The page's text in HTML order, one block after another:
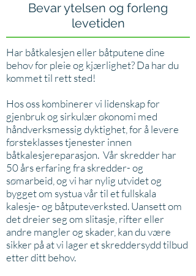
Bevar ytelsen og forleng
levetiden
Har båtkalesjen eller båtputene dine
behov for pleie og kjærlighet? Da har du
kommet til rett sted!
Hos oss kombinerer vi lidenskap for
gjenbruk og sirkulær økonomi med
håndverksmessig dyktighet, for å levere
førsteklasses tjenester innen
båtkalesjereparasjon. Vår skredder har
50 års erfaring fra skredder- og
sømarbeid, og vi har nylig utvidet og
bygget om systua vår til et fullskala
kalesje- og båtputeverksted. Uansett om
det dreier seg om slitasje, rifter eller
andre mangler og skader, kan du være
sikker på at vi lager et skreddersydd tilbud
etter ditt behov.